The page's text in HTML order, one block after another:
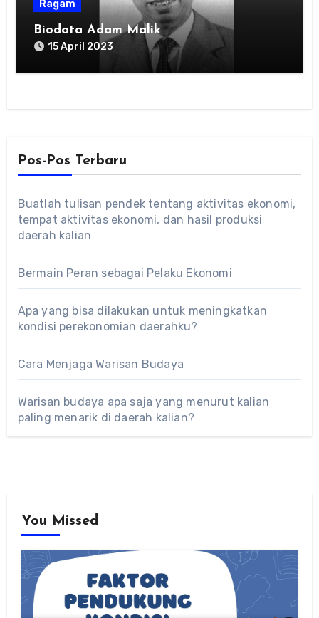
Ragam
Biodata Adam Malik
15 April 2023
Pos-Pos Terbaru
Buatlah tulisan pendek tentang aktivitas ekonomi,
tempat aktivitas ekonomi, dan hasil produksi
daerah kalian
Bermain Peran sebagai Pelaku Ekonomi
Apa yang bisa dilakukan untuk meningkatkan
kondisi perekonomian daerahku?
Cara Menjaga Warisan Budaya
Warisan budaya apa saja yang menurut kalian
paling menarik di daerah kalian?
You Missed